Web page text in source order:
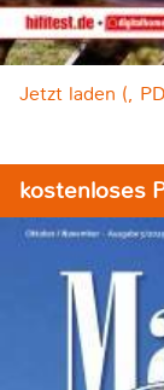
Jetzt laden (,
kostenloses